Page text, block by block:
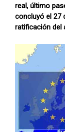
real, último
concluyó el 27
ratificación del